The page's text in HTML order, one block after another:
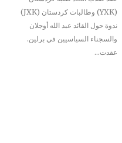
(YXK) وطالبات كردستان (JXK)
ندوة حول القائد عبد الله أوجلان
والسجناء السياسيين في برلين.
عقدت…